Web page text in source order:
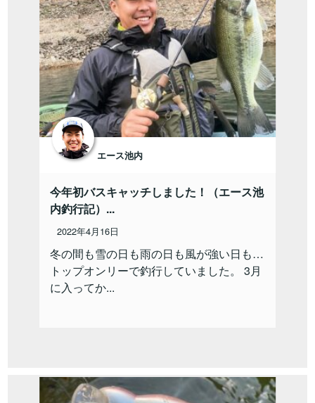
エース池内
今年初バスキャッチしました！（エース池
内釣行記）...
2022年4月16日
冬の間も雪の日も雨の日も風が強い日も…
トップオンリーで釣行していました。 3月
に入ってか...